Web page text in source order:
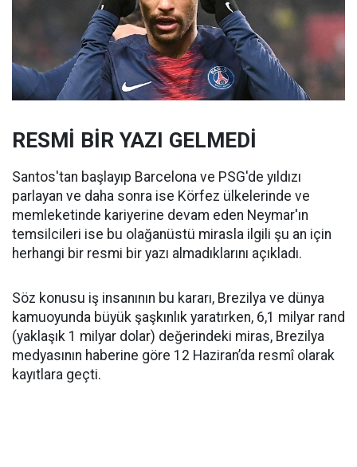
RESMİ BİR YAZI GELMEDİ
Santos'tan başlayıp Barcelona ve PSG'de yıldızı
parlayan ve daha sonra ise Körfez ülkelerinde ve
memleketinde kariyerine devam eden Neymar'ın
temsilcileri ise bu olağanüstü mirasla ilgili şu an için
herhangi bir resmi bir yazı almadıklarını açıkladı.
Söz konusu iş insanının bu kararı, Brezilya ve dünya
kamuoyunda büyük şaşkınlık yaratırken, 6,1 milyar rand
(yaklaşık 1 milyar dolar) değerindeki miras, Brezilya
medyasının haberine göre 12 Haziran’da resmî olarak
kayıtlara geçti.